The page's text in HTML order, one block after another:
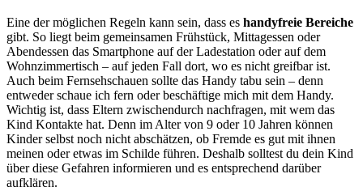
Eine der möglichen Regeln kann sein, dass es handyfreie Bereiche
gibt. So liegt beim gemeinsamen Frühstück, Mittagessen oder
Abendessen das Smartphone auf der Ladestation oder auf dem
Wohnzimmertisch – auf jeden Fall dort, wo es nicht greifbar ist.
Auch beim Fernsehschauen sollte das Handy tabu sein – denn
entweder schaue ich fern oder beschäftige mich mit dem Handy.
Wichtig ist, dass Eltern zwischendurch nachfragen, mit wem das
Kind Kontakte hat. Denn im Alter von 9 oder 10 Jahren können
Kinder selbst noch nicht abschätzen, ob Fremde es gut mit ihnen
meinen oder etwas im Schilde führen. Deshalb solltest du dein Kind
über diese Gefahren informieren und es entsprechend darüber
aufklären.